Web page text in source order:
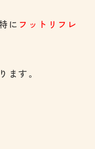
に フットリフレ
ます。